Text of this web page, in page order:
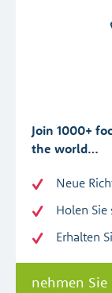
Join 1000+
the world…
Neue
Holen
Erhalten
nehmen